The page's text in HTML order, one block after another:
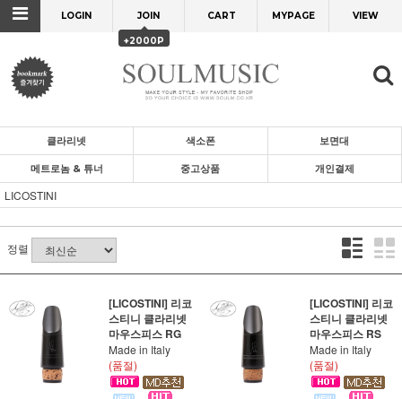
LOGIN JOIN
+2000P
CART MYPAGE VIEW
클라리넷 색소폰 보면대
메트로놈 & 튜너 중고상품 개인결제
LICOSTINI
정렬
[LICOSTINI] 리코
스티니 클라리넷
마우스피스 RG
Made in Italy
(품절)
[LICOSTINI] 리코
스티니 클라리넷
마우스피스 RS
Made in Italy
(품절)